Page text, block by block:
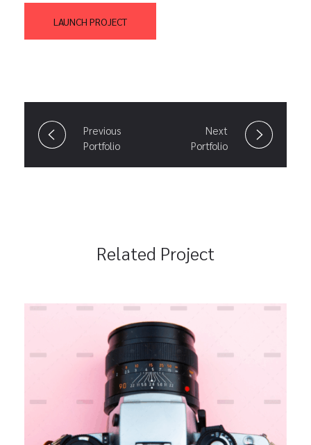
LAUNCH PROJECT
Previous
Portfolio
Next
Portfolio
Related Project
Cards For Customers